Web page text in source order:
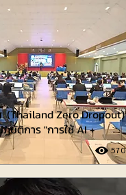
(Thailand Zero Dropout)
บัติการ "การใช้ AI +
570